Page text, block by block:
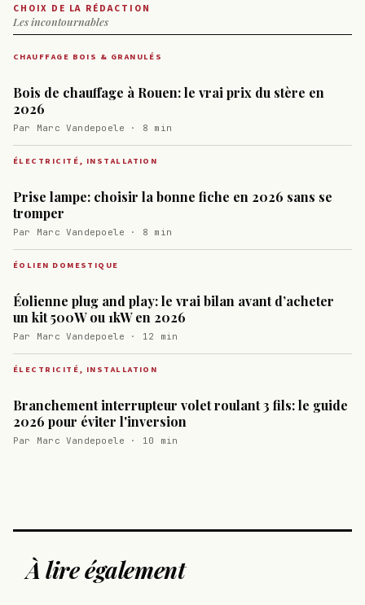
CHOIX DE LA RÉDACTION
Les incontournables
CHAUFFAGE BOIS & GRANULÉS
Bois de chauffage à Rouen: le vrai prix du stère en
2026
Par Marc Vandepoele · 8 min
ÉLECTRICITÉ, INSTALLATION
Prise lampe: choisir la bonne fiche en 2026 sans se
tromper
Par Marc Vandepoele · 8 min
ÉOLIEN DOMESTIQUE
Éolienne plug and play: le vrai bilan avant d’acheter
un kit 500W ou 1kW en 2026
Par Marc Vandepoele · 12 min
ÉLECTRICITÉ, INSTALLATION
Branchement interrupteur volet roulant 3 fils: le guide
2026 pour éviter l'inversion
Par Marc Vandepoele · 10 min
À lire également